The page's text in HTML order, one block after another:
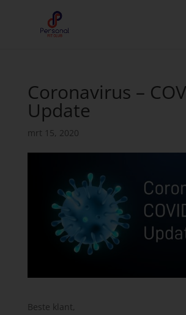
Coronavirus –
Update
mrt 15, 2020
Beste klant,